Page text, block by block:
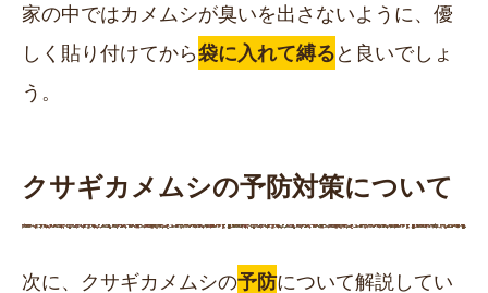
家の中ではカメムシが臭いを出さないように、優
しく貼り付けてから袋に入れて縛ると良いでしょ
う。
クサギカメムシの予防対策について
次に、クサギカメムシの予防について解説してい